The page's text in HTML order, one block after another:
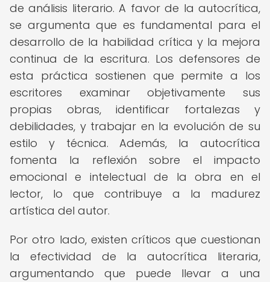
de análisis literario. A favor de la autocrítica,
se argumenta que es fundamental para el
desarrollo de la habilidad crítica y la mejora
continua de la escritura. Los defensores de
esta práctica sostienen que permite a los
escritores examinar objetivamente sus
propias obras, identificar fortalezas y
debilidades, y trabajar en la evolución de su
estilo y técnica. Además, la autocrítica
fomenta la reflexión sobre el impacto
emocional e intelectual de la obra en el
lector, lo que contribuye a la madurez
artística del autor.
Por otro lado, existen críticos que cuestionan
la efectividad de la autocrítica literaria,
argumentando que puede llevar a una